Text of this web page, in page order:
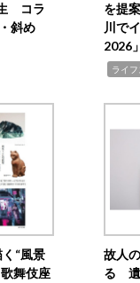
コラ
斜め
を提
川で
2026
ライ
“風景
舞伎座
故人
る